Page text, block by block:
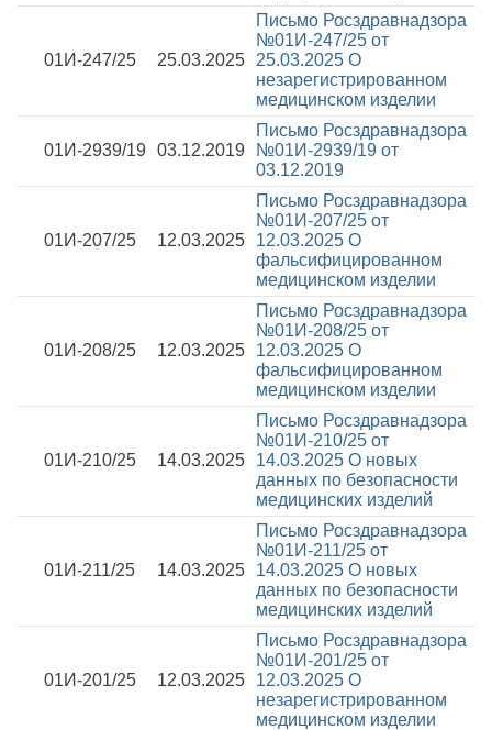
01И-247/25 25.03.2025
Письмо Росздравнадзора
№01И-247/25 от
25.03.2025 О
незарегистрированном
медицинском изделии
01И-2939/19 03.12.2019
Письмо Росздравнадзора
№01И-2939/19 от
03.12.2019
01И-207/25 12.03.2025
Письмо Росздравнадзора
№01И-207/25 от
12.03.2025 О
фальсифицированном
медицинском изделии
01И-208/25 12.03.2025
Письмо Росздравнадзора
№01И-208/25 от
12.03.2025 О
фальсифицированном
медицинском изделии
01И-210/25 14.03.2025
Письмо Росздравнадзора
№01И-210/25 от
14.03.2025 О новых
данных по безопасности
медицинских изделий
01И-211/25 14.03.2025
Письмо Росздравнадзора
№01И-211/25 от
14.03.2025 О новых
данных по безопасности
медицинских изделий
01И-201/25 12.03.2025
Письмо Росздравнадзора
№01И-201/25 от
12.03.2025 О
незарегистрированном
медицинском изделии